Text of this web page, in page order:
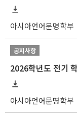
아시아언어문명학부
공지사항
2026학년도 전기
아시아언어문명학부